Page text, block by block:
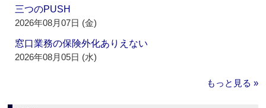
三つのPUSH
2026年08月07日 (金)
窓口業務の保険外化ありえない
2026年08月05日 (水)
もっと見る »